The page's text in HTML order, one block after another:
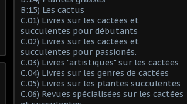
B:15) Les cactus
C.01) Livres sur les cactées et
succulentes pour débutants
C.02) Livres sur les cactées et
succulentes pour passionés.
C.03) Livres "artistiques" sur les cactées
C.04) Livres sur les genres de cactées
C.05) Livres sur les plantes succulentes
C.06) Revues spécialisées sur les cactées